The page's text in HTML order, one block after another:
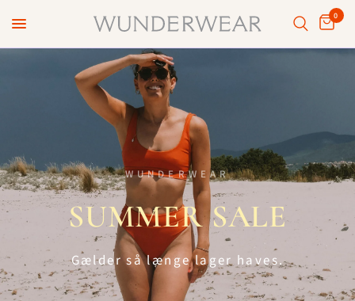
0
WUNDERWEAR
SUMMER SALE
Gælder så længe lager haves.